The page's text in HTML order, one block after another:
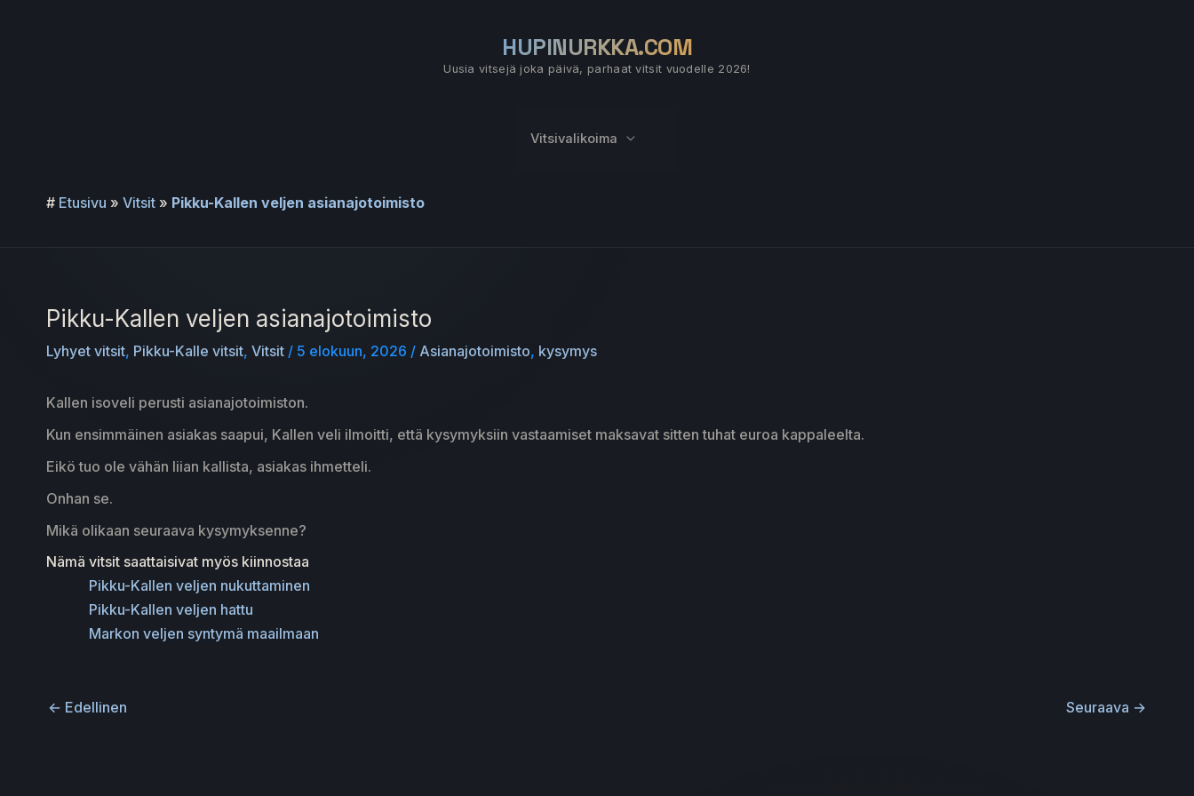
HUPINURKKA.COM
Uusia vitsejä joka päivä, parhaat vitsit vuodelle 2026!
Vitsivalikoima
# Etusivu » Vitsit » Pikku-Kallen veljen asianajotoimisto
Pikku-Kallen veljen asianajotoimisto
Lyhyet vitsit, Pikku-Kalle vitsit, Vitsit / 5 elokuun, 2026 / Asianajotoimisto, kysymys
Kallen isoveli perusti asianajotoimiston.
Kun ensimmäinen asiakas saapui, Kallen veli ilmoitti, että kysymyksiin vastaamiset maksavat sitten tuhat euroa kappaleelta.
Eikö tuo ole vähän liian kallista, asiakas ihmetteli.
Onhan se.
Mikä olikaan seuraava kysymyksenne?
Nämä vitsit saattaisivat myös kiinnostaa
Pikku-Kallen veljen nukuttaminen
Pikku-Kallen veljen hattu
Markon veljen syntymä maailmaan
← Edellinen Seuraava →